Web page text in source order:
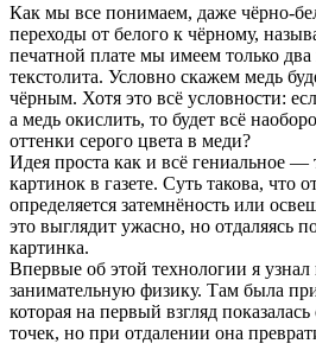
Как мы все понимаем, даже чёрно-
переходы от белого к чёрному,
печатной плате мы имеем только
текстолита. Условно скажем медь
чёрным. Хотя это всё условности:
а медь окислить, то будет всё
оттенки серого цвета в меди?
Идея проста как и всё гениальное —
картинок в газете. Суть такова, что
определяется затемнёность или
это выглядит ужасно, но отдаляясь
картинка.
Впервые об этой технологии я узнал
занимательную физику. Там была
которая на первый взгляд
точек, но при отдалении она